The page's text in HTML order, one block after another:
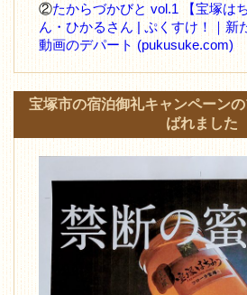
②たからづかびと vol.1 【宝塚は
ん・ひかるさん | ぷくすけ！｜新
動画のデパート (pukusuke.com)
宝塚市の宿泊御礼キャンペーン
ばれました